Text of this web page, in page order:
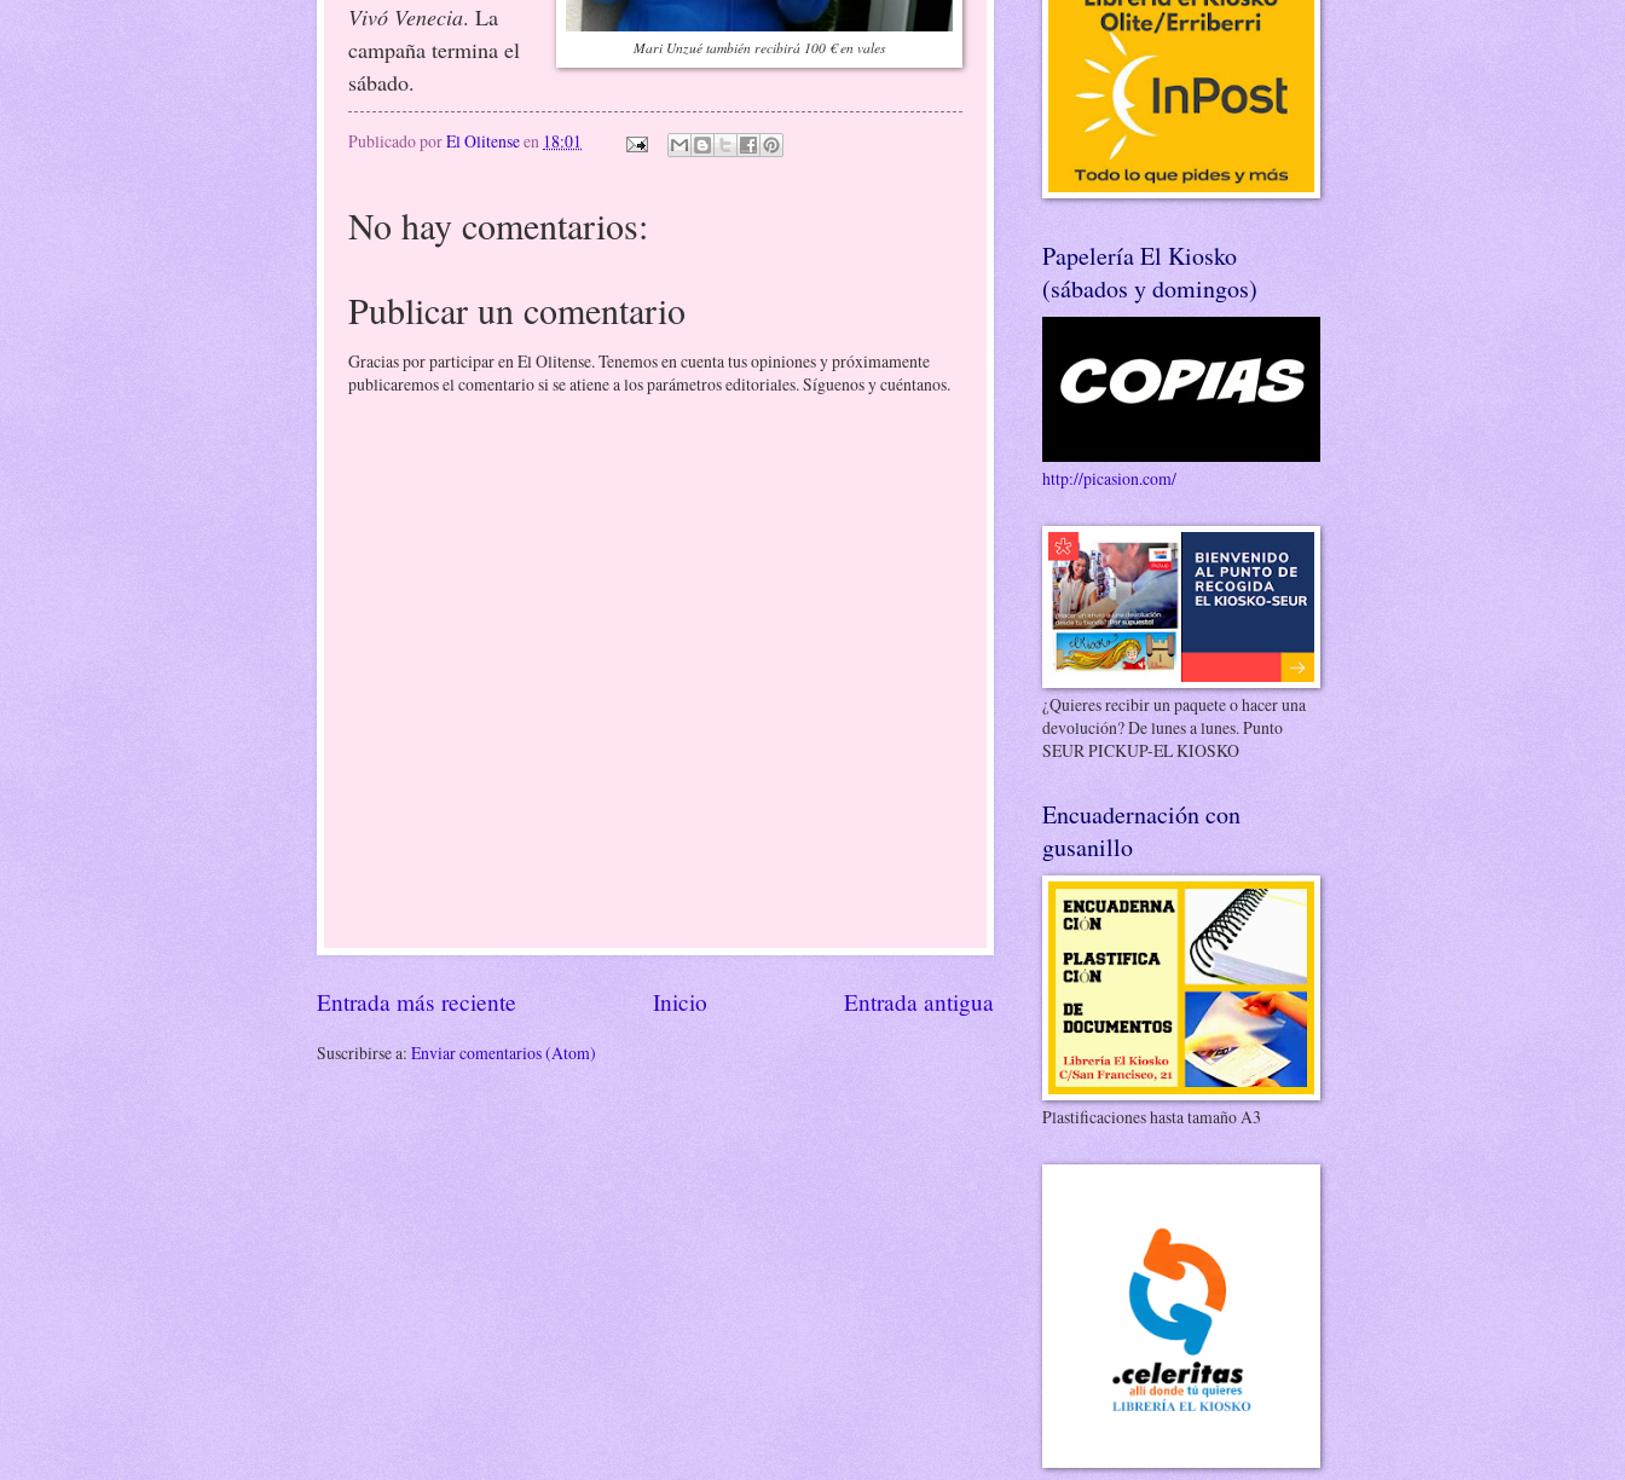
Mari Unzué también recibirá 100 € en vales
Vivó Venecia. La
campaña termina el
sábado.
Publicado porEl Olitenseen 18:01
No hay comentarios:
Publicar un comentario
Gracias por participar en El Olitense. Tenemos en cuenta tus opiniones y próximamente
publicaremos el comentario si se atiene a los parámetros editoriales. Síguenos y cuéntanos.
Entrada más reciente Entrada antigua
Inicio
Suscribirse a: Enviar comentarios (Atom)
Papelería El Kiosko
(sábados y domingos)
http://picasion.com/
¿Quieres recibir un paquete o hacer una
devolución? De lunes a lunes. Punto
SEUR PICKUP-EL KIOSKO
Encuadernación con
gusanillo
Plastificaciones hasta tamaño A3